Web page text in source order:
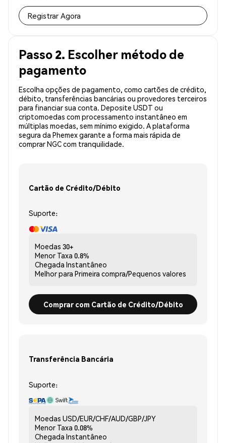
Registrar Agora
Passo 2. Escolher método de
pagamento
Escolha opções de pagamento, como cartões de crédito,
débito, transferências bancárias ou provedores terceiros
para financiar sua conta. Deposite USDT ou
criptomoedas com processamento instantâneo em
múltiplas moedas, sem mínimo exigido. A plataforma
segura da Phemex garante a forma mais rápida de
comprar NGC com tranquilidade.
Cartão de Crédito/Débito
Suporte:
Moedas 30+
Menor Taxa 0.8%
Chegada Instantâneo
Melhor para Primeira compra/Pequenos valores
Comprar com Cartão de Crédito/Débito
Transferência Bancária
Suporte:
Moedas USD/EUR/CHF/AUD/GBP/JPY
Menor Taxa 0.08%
Chegada Instantâneo